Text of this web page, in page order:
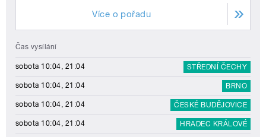
Více o pořadu
Čas vysílání
sobota 10:04, 21:04 STŘEDNÍ ČECHY
sobota 10:04, 21:04 BRNO
sobota 10:04, 21:04 ČESKÉ BUDĚJOVICE
sobota 10:04, 21:04 HRADEC KRÁLOVÉ